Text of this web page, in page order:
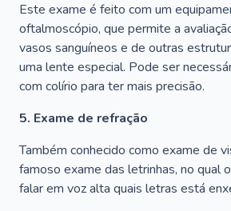
Este exame é feito com um
oftalmoscópio, que permite a
vasos sanguíneos e de outras
uma lente especial. Pode ser
com colírio para ter mais precisão.
5. Exame de refração
Também conhecido como exame de
famoso exame das letrinhas, no qual
falar em voz alta quais letras está